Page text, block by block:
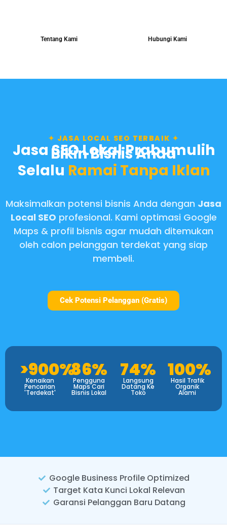
Tentang Kami Hubungi Kami
✦ JASA LOCAL SEO TERBAIK ✦
Jasa SEO Lokal Prabumulih
Bikin Bisnis Anda
Selalu Ramai Tanpa Iklan
Maksimalkan potensi bisnis Anda dengan Jasa
Local SEO profesional. Kami optimasi Google
Maps & profil bisnis agar mudah ditemukan
oleh calon pelanggan terdekat yang siap
membeli.
Cek Potensi Pelanggan (Gratis)
>900%
Kenaikan
Pencarian
'Terdekat'
86%
Pengguna
Maps Cari
Bisnis Lokal
74%
Langsung
Datang Ke
Toko
100%
Hasil Trafik
Organik
Alami
Google Business Profile Optimized
Target Kata Kunci Lokal Relevan
Garansi Pelanggan Baru Datang